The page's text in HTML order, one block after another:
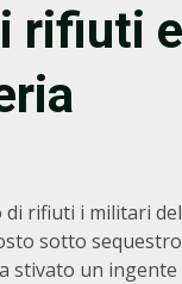
rifiuti
rifiuti i militari
sotto
stivato un